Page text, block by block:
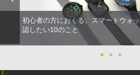
初心者の方におくる、スマートウォ
認したい10のこと
● ● ●